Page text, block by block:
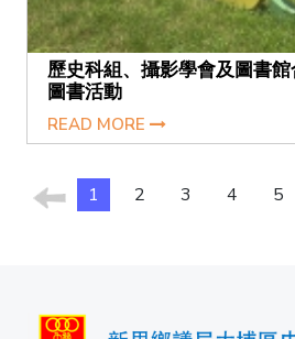
歷史科組、攝影學會及圖書
圖書活動
READ MORE
1 2 3 4 5